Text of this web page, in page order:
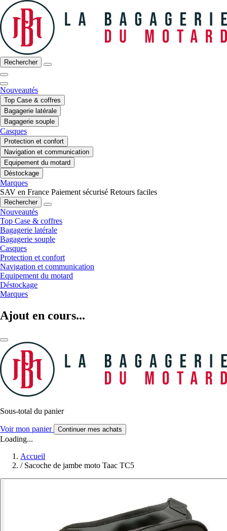
Rechercher
Nouveautés
Top Case & coffres
Bagagerie latérale
Bagagerie souple
Casques
Protection et confort
Navigation et communication
Equipement du motard
Déstockage
Marques
SAV en France Paiement sécurisé Retours faciles
Rechercher
Nouveautés
Top Case & coffres
Bagagerie latérale
Bagagerie souple
Casques
Protection et confort
Navigation et communication
Equipement du motard
Déstockage
Marques
Ajout en cours...
Sous-total du panier
Voir mon panier Continuer mes achats
Loading...
Accueil
/ Sacoche de jambe moto Taac TC5